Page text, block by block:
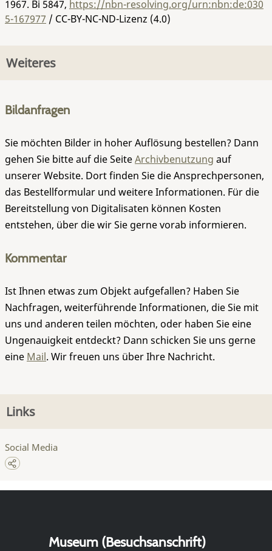
1967. Bi 5847, https://nbn-resolving.org/urn:nbn:de:030
5-167977 / CC-BY-NC-ND-Lizenz (4.0)
Weiteres
Bildanfragen
Sie möchten Bilder in hoher Auflösung bestellen? Dann
gehen Sie bitte auf die SeiteArchivbenutzung auf
unserer Website. Dort finden Sie die Ansprechpersonen,
das Bestellformular und weitere Informationen. Für die
Bereitstellung von Digitalisaten können Kosten
entstehen, über die wir Sie gerne vorab informieren.
Kommentar
Ist Ihnen etwas zum Objekt aufgefallen? Haben Sie
Nachfragen, weiterführende Informationen, die Sie mit
uns und anderen teilen möchten, oder haben Sie eine
Ungenauigkeit entdeckt? Dann schicken Sie uns gerne
eine Mail. Wir freuen uns über Ihre Nachricht.
Links
Social Media
Museum (Besuchsanschrift)